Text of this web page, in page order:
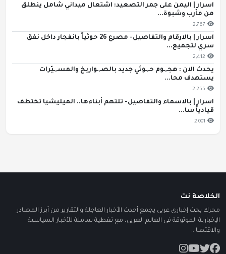
اسرار | اليمن على جمر التصعيد: اشتعال ميداني شامل ينطلق
من مأرب وشبوة...
2,767
اسرار | بالارقام والتفاصيل- مصرع 26 حوثياً بانفجار داخل نفق
سري لتجميع...
2,412
يحدث الان : هجـ,ـوم حـ,ـوثي جديد بالصـ,ـواريخ والمسـ,ـيّرات
يستهدف محا...
2,255
اسرار | بالاسماء والتفاصيل- تلتهم أبناءها.. الميليشيا تختطف
قيادياً سا...
2,001
الخلاصة نت
محرك بحث إخباري عربي يجمع أحدث الأخبار العاجلة والتقارير من أبرز المصادر
الإخبارية الموثوقة في العالم العربي، مع تغطية شاملة للأخبار السياسية
والاقتصا...